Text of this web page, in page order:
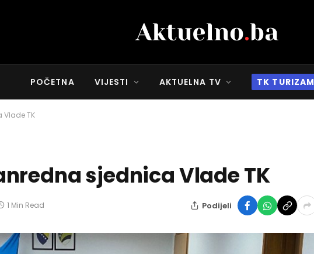
POČETNA VIJESTI AKTUELNA TV TK TURIZAM
Vlade TK
sjednica Vlade TK
1 Min Read Podijeli